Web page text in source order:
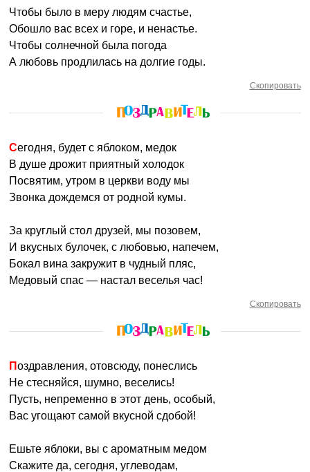
Чтобы было в меру людям счастье,
Обошло вас всех и горе, и ненастье.
Чтобы солнечной была погода
А любовь продлилась на долгие годы.
Скопировать
Сегодня, будет с яблоком, медок
В душе дрожит приятный холодок
Посвятим, утром в церкви воду мы
Звонка дождемся от родной кумы.
За круглый стол друзей, мы позовем,
И вкусных булочек, с любовью, напечем,
Бокал вина закружит в чудный пляс,
Медовый спас — настал веселья час!
Скопировать
Поздравления, отовсюду, понеслись
Не стесняйся, шумно, веселись!
Пусть, непременно в этот день, особый,
Вас угощают самой вкусной сдобой!
Ешьте яблоки, вы с ароматным медом
Скажите да, сегодня, углеводам,